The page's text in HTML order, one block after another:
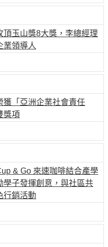
頂玉山獎8大獎，李總經理
業領導人
獲「亞洲企業社會責任
獎項
& Go 來速咖啡結合產學
學子發揮創意，與社區共
行銷活動